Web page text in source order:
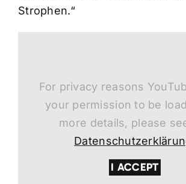
Strophen.“
For privacy reasons
your permission to be
more details, please
I ACCEPT